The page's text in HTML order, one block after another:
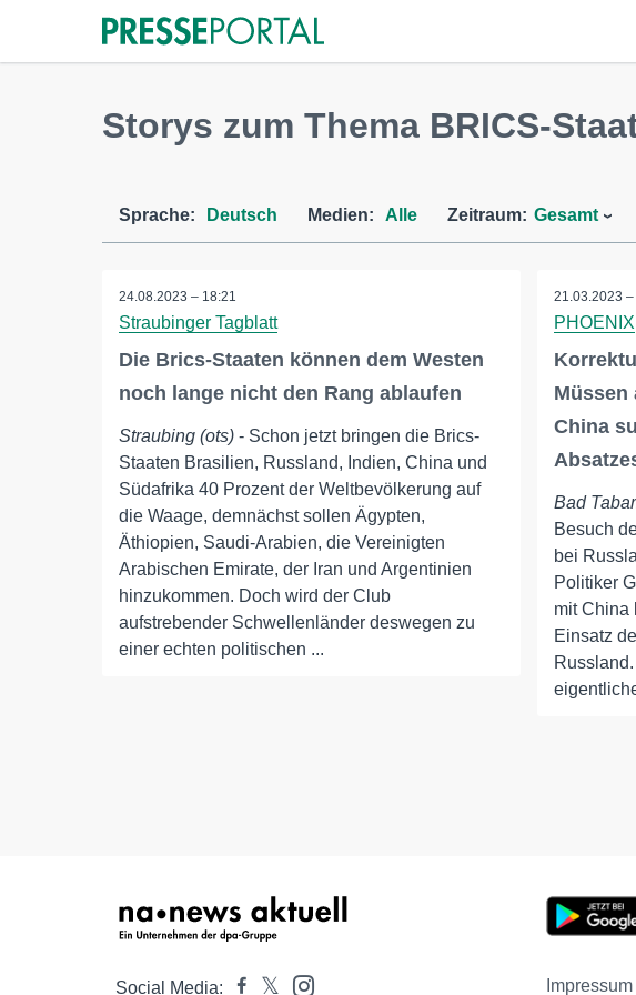
Storys zum Thema BRICS-
Sprache: Deutsch Medien: Alle Zeitraum: Gesamt
24.08.2023 – 18:21
Straubinger Tagblatt
Die Brics-Staaten können dem Westen
noch lange nicht den Rang ablaufen
Straubing (ots) - Schon jetzt bringen die Brics-
Staaten Brasilien, Russland, Indien, China und
Südafrika 40 Prozent der Weltbevölkerung auf
die Waage, demnächst sollen Ägypten,
Äthiopien, Saudi-Arabien, die Vereinigten
Arabischen Emirate, der Iran und Argentinien
hinzukommen. Doch wird der Club
aufstrebender Schwellenländer deswegen zu
einer echten politischen ...
21.03.2023 –
PHOENIX
Müssen
China
Bad
Besuch
bei
Politiker
mit China
Einsatz
Social Media: Impressum